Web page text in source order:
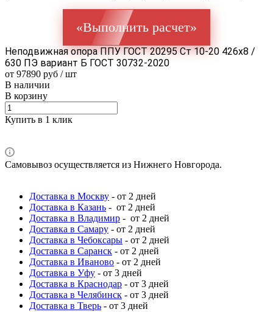
«Выполнить расчет»
Неподвижная опора ППУ ГОСТ 20295 Ст 10-20 426x8 /
630 ПЭ вариант Б ГОСТ 30732-2020
от 97890 руб / шт
В наличии
В корзину
Купить в 1 клик
Самовывоз осуществляется из Нижнего Новгорода.
Доставка в Москву - от 2 дней
Доставка в Казань - от 2 дней
Доставка в Владимир - от 2 дней
Доставка в Самару - от 2 дней
Доставка в Чебоксары - от 2 дней
Доставка в Саранск - от 2 дней
Доставка в Иваново - от 2 дней
Доставка в Уфу - от 3 дней
Доставка в Краснодар - от 3 дней
Доставка в Челябинск - от 3 дней
Доставка в Тверь - от 3 дней